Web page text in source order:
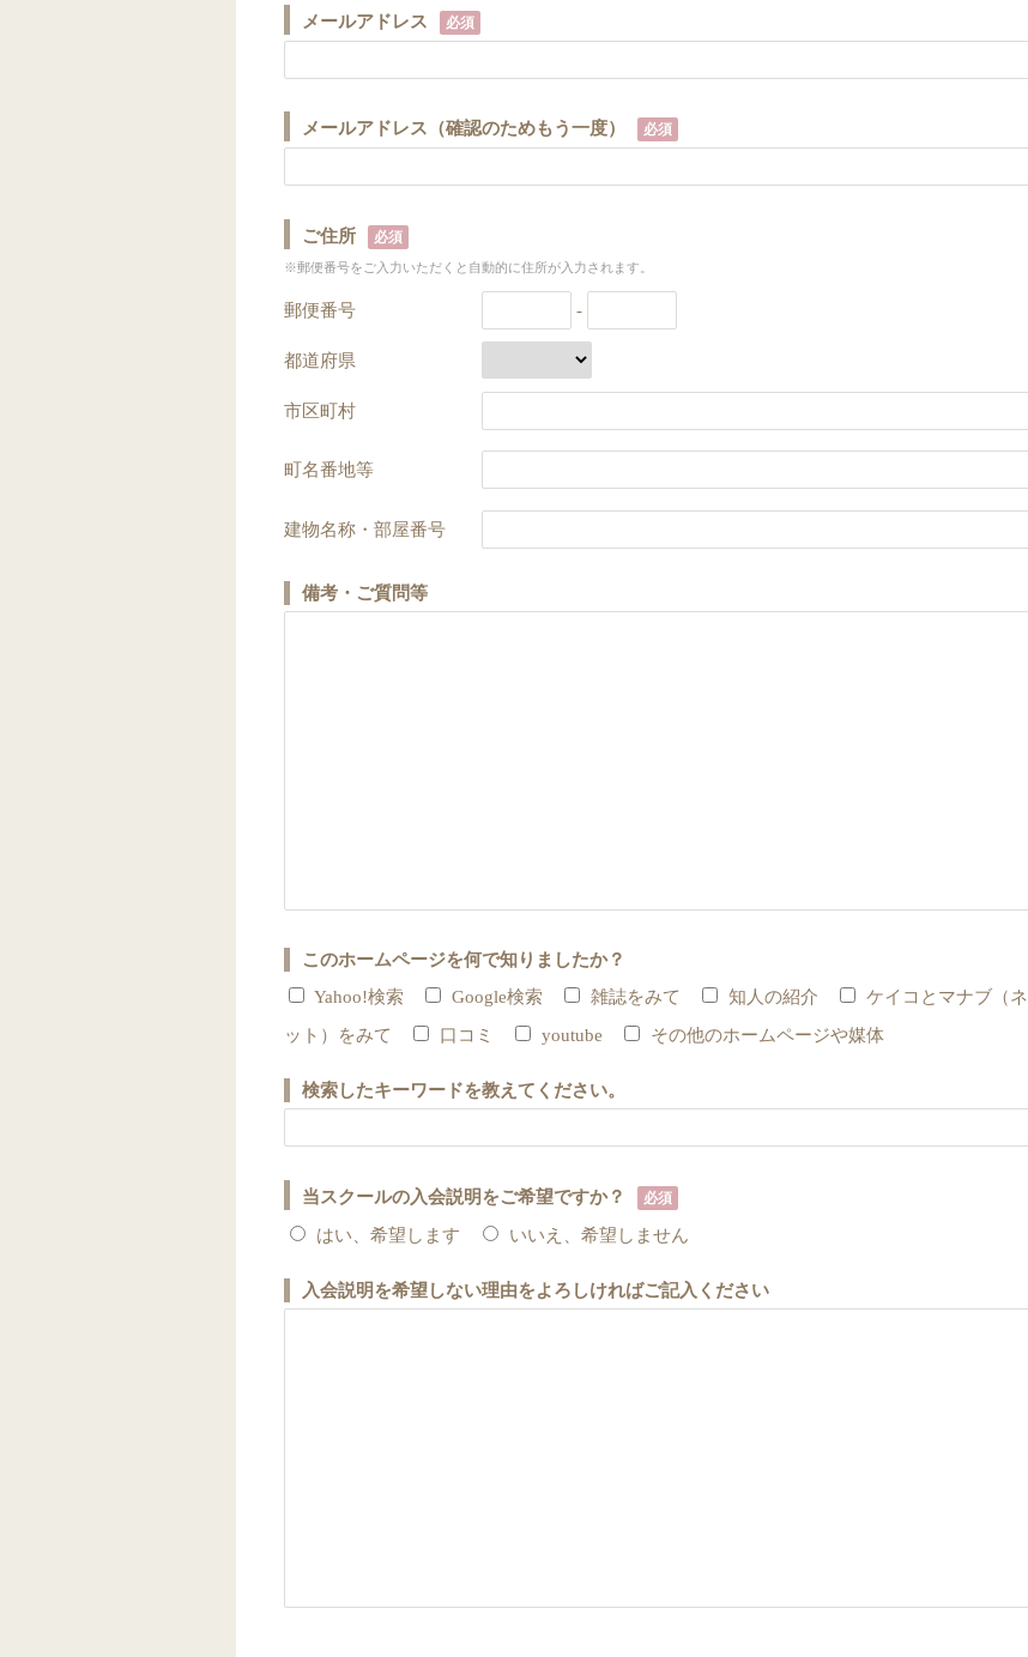
メールアドレス 必須
メールアドレス（確認のためもう一度） 必須
ご住所 必須
※郵便番号をご入力いただくと自動的に住所が入力されます。
郵便番号 -
都道府県
市区町村
町名番地等
建物名称・部屋番号
備考・ご質問等
このホームページを何で知りましたか？
Yahoo!検索
Google検索 雑誌をみて 知人の紹介
ケイコとマナブ（ネ
ット）をみて
口コミ youtube その他のホームページや媒体
検索したキーワードを教えてください。
当スクールの入会説明をご希望ですか？ 必須
はい、希望します いいえ、希望しません
入会説明を希望しない理由をよろしければご記入ください